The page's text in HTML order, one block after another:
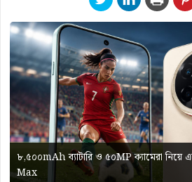
৮,৫০০mAh ব্যাটারি ও ৫০MP ক্যামেরা
Max